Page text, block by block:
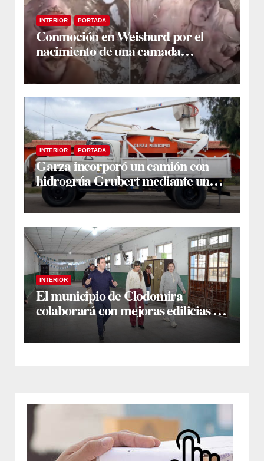
INTERIOR PORTADA
Conmoción en Weisburd por el
nacimiento de una camada
lechones con graves deformaciones
INTERIOR PORTADA
Garza incorporó un camión con
hidrogrúa Grubert mediante una
inversión de $35 millones con
fondos municipales
INTERIOR
El municipio de Clodomira
colaborará con mejoras edilicias en
la Escuela N° 754 “Dr. José María
Ramos Mejía”